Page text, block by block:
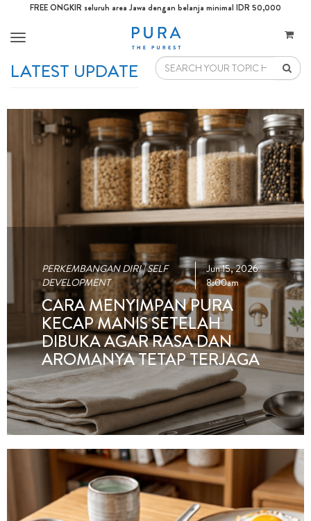
FREE ONGKIR seluruh area Jawa dengan belanja minimal IDR 50,000
Toggle
LATEST UPDATE
PERKEMBANGAN DIRI | SELF
DEVELOPMENT
Jun 15, 2026
8:00am
CARA MENYIMPAN PURA
KECAP MANIS SETELAH
DIBUKA AGAR RASA DAN
AROMANYA TETAP TERJAGA